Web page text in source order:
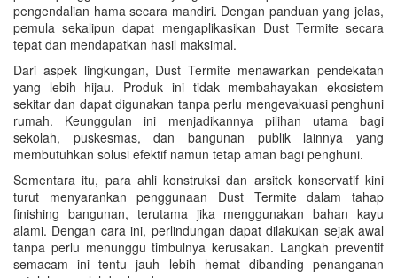
pengendalian hama secara mandiri. Dengan panduan yang jelas,
pemula sekalipun dapat mengaplikasikan Dust Termite secara
tepat dan mendapatkan hasil maksimal.
Dari aspek lingkungan, Dust Termite menawarkan pendekatan
yang lebih hijau. Produk ini tidak membahayakan ekosistem
sekitar dan dapat digunakan tanpa perlu mengevakuasi penghuni
rumah. Keunggulan ini menjadikannya pilihan utama bagi
sekolah, puskesmas, dan bangunan publik lainnya yang
membutuhkan solusi efektif namun tetap aman bagi penghuni.
Sementara itu, para ahli konstruksi dan arsitek konservatif kini
turut menyarankan penggunaan Dust Termite dalam tahap
finishing bangunan, terutama jika menggunakan bahan kayu
alami. Dengan cara ini, perlindungan dapat dilakukan sejak awal
tanpa perlu menunggu timbulnya kerusakan. Langkah preventif
semacam ini tentu jauh lebih hemat dibanding penanganan